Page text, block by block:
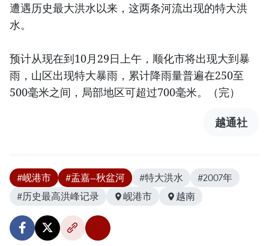
遭遇历史最大洪水以来，这两条河流出现的特大洪
水。
预计从现在到10月29日上午，顺化市将出现大到暴
雨，山区出现特大暴雨，累计降雨量普遍在250至
500毫米之间，局部地区可超过700毫米。（完）
越通社
#岘港市 #盂嘉—秋盆河 #特大洪水
#2007年
#历史最高洪峰记录
岘港市 越南